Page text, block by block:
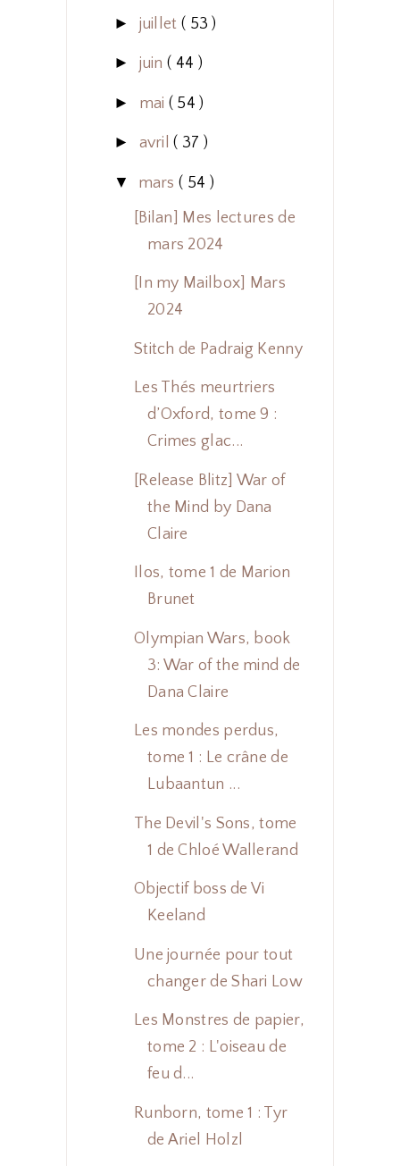
► juillet ( 53 )
► juin ( 44 )
► mai ( 54 )
► avril( 37 )
▼ mars( 54 )
[Bilan] Mes lectures de
mars 2024
[In my Mailbox] Mars
2024
Stitch de Padraig Kenny
Les Thés meurtriers
d’Oxford, tome 9 :
Crimes glac...
[Release Blitz] War of
the Mind by Dana
Claire
Ilos, tome 1 de Marion
Brunet
Olympian Wars, book
3: War of the mind de
Dana Claire
Les mondes perdus,
tome 1 : Le crâne de
Lubaantun ...
The Devil's Sons, tome
1 de Chloé Wallerand
Objectif boss de Vi
Keeland
Une journée pour tout
changer de Shari Low
Les Monstres de papier,
tome 2 : L'oiseau de
feu d...
Runborn, tome 1 : Tyr
de Ariel Holzl